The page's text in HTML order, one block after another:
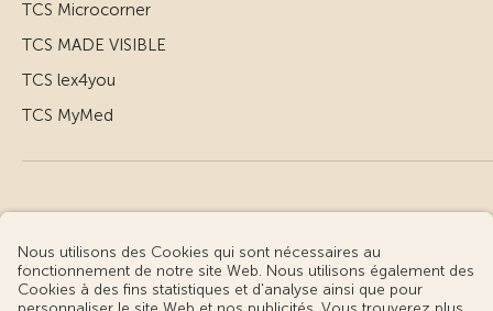
TCS Microcorner
TCS MADE VISIBLE
TCS lex4you
TCS MyMed